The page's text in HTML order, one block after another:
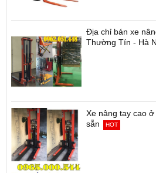
Địa chỉ bán xe
Thường Tín - Hà
Xe nâng tay cao
sẵn
HOT